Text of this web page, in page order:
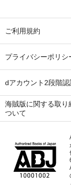
ご利用規約
プライバシーポリシ
dアカウント2段階認
海賊版に関する取り
ついて